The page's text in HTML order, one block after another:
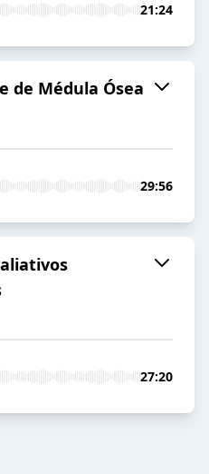
21:24
de Médula Ósea
29:56
27:20